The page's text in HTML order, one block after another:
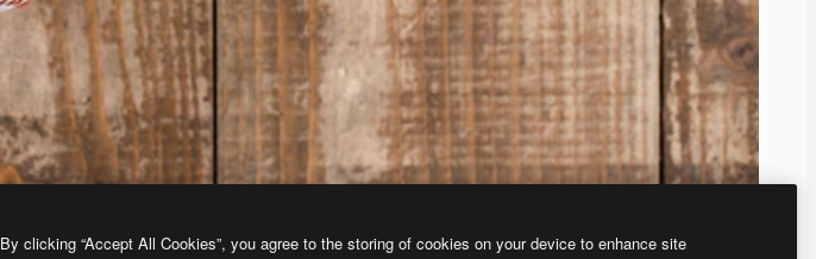
By clicking “Accept All Cookies”, you agree to the storing of cookies on your device to enhance site